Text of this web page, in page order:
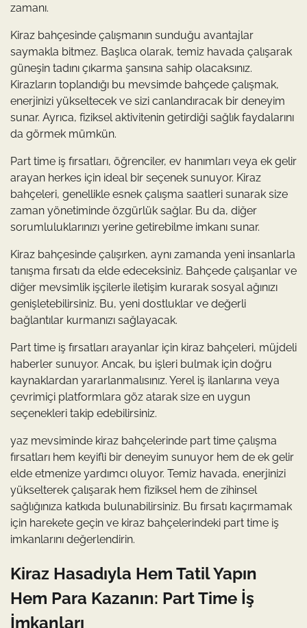
zamanı.
Kiraz bahçesinde çalışmanın sunduğu avantajlar
saymakla bitmez. Başlıca olarak, temiz havada çalışarak
güneşin tadını çıkarma şansına sahip olacaksınız.
Kirazların toplandığı bu mevsimde bahçede çalışmak,
enerjinizi yükseltecek ve sizi canlandıracak bir deneyim
sunar. Ayrıca, fiziksel aktivitenin getirdiği sağlık faydalarını
da görmek mümkün.
Part time iş fırsatları, öğrenciler, ev hanımları veya ek gelir
arayan herkes için ideal bir seçenek sunuyor. Kiraz
bahçeleri, genellikle esnek çalışma saatleri sunarak size
zaman yönetiminde özgürlük sağlar. Bu da, diğer
sorumluluklarınızı yerine getirebilme imkanı sunar.
Kiraz bahçesinde çalışırken, aynı zamanda yeni insanlarla
tanışma fırsatı da elde edeceksiniz. Bahçede çalışanlar ve
diğer mevsimlik işçilerle iletişim kurarak sosyal ağınızı
genişletebilirsiniz. Bu, yeni dostluklar ve değerli
bağlantılar kurmanızı sağlayacak.
Part time iş fırsatları arayanlar için kiraz bahçeleri, müjdeli
haberler sunuyor. Ancak, bu işleri bulmak için doğru
kaynaklardan yararlanmalısınız. Yerel iş ilanlarına veya
çevrimiçi platformlara göz atarak size en uygun
seçenekleri takip edebilirsiniz.
yaz mevsiminde kiraz bahçelerinde part time çalışma
fırsatları hem keyifli bir deneyim sunuyor hem de ek gelir
elde etmenize yardımcı oluyor. Temiz havada, enerjinizi
yükselterek çalışarak hem fiziksel hem de zihinsel
sağlığınıza katkıda bulunabilirsiniz. Bu fırsatı kaçırmamak
için harekete geçin ve kiraz bahçelerindeki part time iş
imkanlarını değerlendirin.
Kiraz Hasadıyla Hem Tatil Yapın
Hem Para Kazanın: Part Time İş
İmkanları